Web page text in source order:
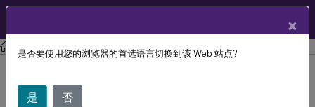
Citrix Provisioning Citrix Provisioning 2209
VMware 云和合作伙伴解决方案
July 29, 2024
×
是否要使用您的浏览器的首选语言切换到该 Web 站点?
是 否